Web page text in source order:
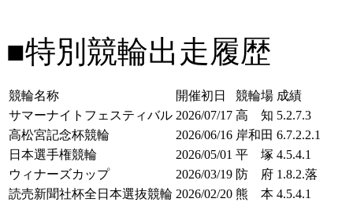
■特別競輪出走履歴
競輪名称 開催初日 競輪場 成績
サマーナイトフェスティバル 2026/07/17 高 知 5.2.7.3
高松宮記念杯競輪
2026/06/16 岸和田 6.7.2.2.1
日本選手権競輪
2026/05/01 平 塚 4.5.4.1
ウィナーズカップ
2026/03/19 防 府 1.8.2.落
読売新聞社杯全日本選抜競輪 2026/02/20 熊 本 4.5.4.1